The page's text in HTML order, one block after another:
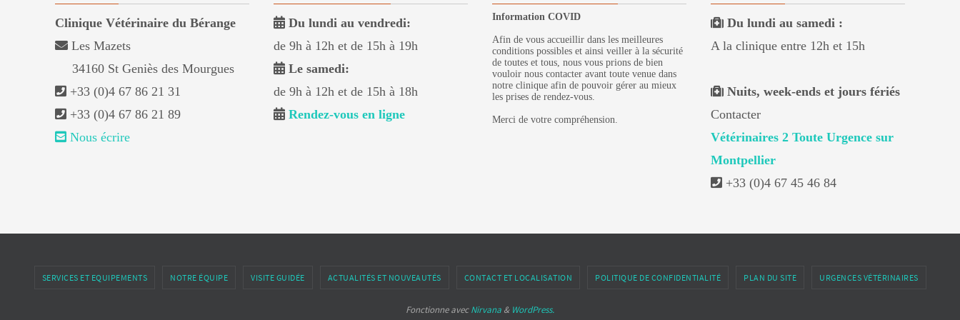
Clinique Vétérinaire du Bérange
Les Mazets
34160 St Geniès des Mourgues
+33 (0)4 67 86 21 31
+33 (0)4 67 86 21 89
Nous écrire
Du lundi au vendredi:
de 9h à 12h et de 15h à 19h
Le samedi:
de 9h à 12h et de 15h à 18h
Rendez-vous en ligne
Information COVID
Afin de vous accueillir dans les meilleures
conditions possibles et ainsi veiller à la sécurité
de toutes et tous, nous vous prions de bien
vouloir nous contacter avant toute venue dans
notre clinique afin de pouvoir gérer au mieux
les prises de rendez-vous.
Merci de votre compréhension.
Du lundi au samedi :
A la clinique entre 12h et 15h
Nuits, week-ends et jours fériés
Contacter
Vétérinaires 2 Toute Urgence sur
Montpellier
+33 (0)4 67 45 46 84
SERVICES ET EQUIPEMENTS NOTRE ÉQUIPE VISITE GUIDÉE ACTUALITÉS ET NOUVEAUTÉS CONTACT ET LOCALISATION POLITIQUE DE CONFIDENTIALITÉ PLAN DU SITE URGENCES VÉTÉRINAIRES
Fonctionne avecNirvana & WordPress.